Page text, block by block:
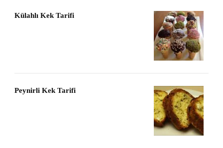
Külahlı Kek Tarifi
Peynirli Kek Tarifi